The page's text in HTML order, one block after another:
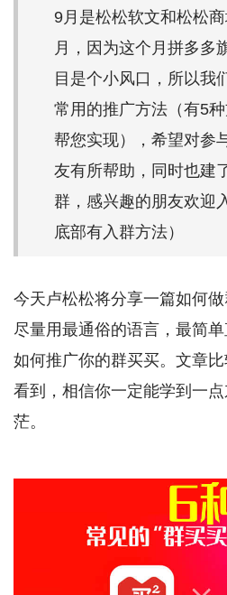
9月是松松软文和松松
月，因为这个月拼多多
目是个小风口，所以我
常用的推广方法（有5
帮您实现），希望对参
友有所帮助，同时也建
群，感兴趣的朋友欢迎
底部有入群方法）
今天卢松松将分享一篇如何
尽量用最通俗的语言，最简
如何推广你的群买买。文章
看到，相信你一定能学到一
茫。